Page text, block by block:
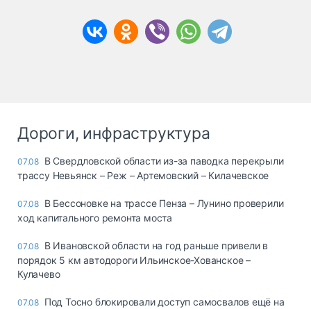
Дороги, инфраструктура
07.08 В Свердловской области из-за паводка перекрыли
трассу Невьянск – Реж – Артемовский – Килачевское
07.08 В Бессоновке на трассе Пенза – Лунино проверили
ход капитального ремонта моста
07.08 В Ивановской области на год раньше привели в
порядок 5 км автодороги Ильинское-Хованское –
Кулачево
07.08 Под Тосно блокировали доступ самосвалов ещё на